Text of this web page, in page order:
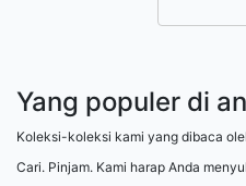
Yang populer di
Koleksi-koleksi kami yang dibaca
Cari. Pinjam. Kami harap Anda